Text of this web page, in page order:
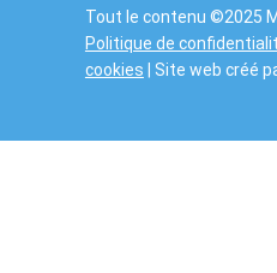
Tout le contenu ©2025
Politique de
cookies | Site web créé